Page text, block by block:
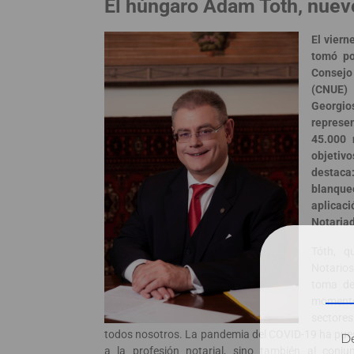
El húngaro Adam Toth,
El
tomó
45.000
Tóth,
toma
todos nosotros. La pandemia del COVID-19 ha
a la profesión notarial, sino también al